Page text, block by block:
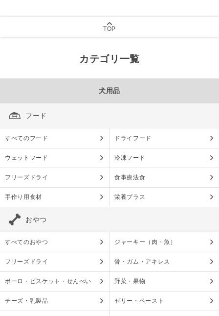
TOP
カテゴリ一覧
犬用品
フード
すべてのフード ドライフード
ウェットフード 冷凍フード
フリーズドライ 食事療法食
手作り用食材 栄養プラス
おやつ
すべてのおやつ ジャーキー（肉・魚）
フリーズドライ 骨・ガム・アキレス
ボーロ・ビスケット・せんべい 野菜・果物
チーズ・乳製品 ゼリー・ペースト